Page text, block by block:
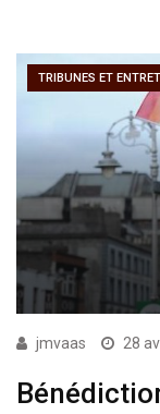
TRIBUNES ET
jmvaas 28